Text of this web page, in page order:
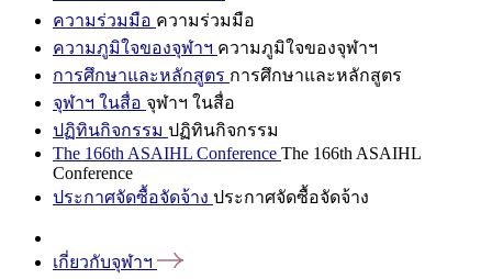
ความร่วมมือ ความร่วมมือ
ความภูมิใจของจุฬาฯ ความภูมิใจของจุฬาฯ
การศึกษาและหลักสูตร การศึกษาและหลักสูตร
จุฬาฯ ในสื่อ จุฬาฯ ในสื่อ
ปฏิทินกิจกรรม ปฏิทินกิจกรรม
The 166th ASAIHL Conference The 166th ASAIHL
Conference
ประกาศจัดซื้อจัดจ้าง ประกาศจัดซื้อจัดจ้าง
เกี่ยวกับจุฬาฯ